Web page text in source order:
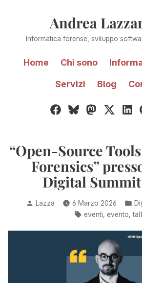
Andrea
Informatica forense, sviluppo
Home Chi sono
Servizi Blog
Facebook
BlueskyMastodon
Twitter
“Open-Source
Forensics”
Digital
Pubblicato
Lazza 6 Marzo 2026
in:
Tag:
eventi evento ,